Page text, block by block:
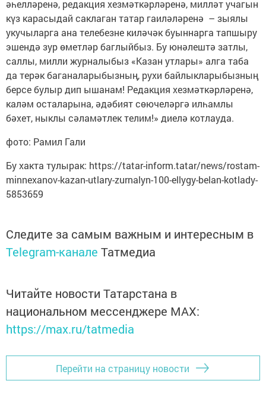
әһелләренә, редакция хезмәткәрләренә, милләт учагын
күз карасыдай саклаган татар гаиләләренә – зыялы
укучыларга ана телебезне киләчәк буыннарга тапшыру
эшендә зур өметләр баглыйбыз. Бу юнәлештә затлы,
саллы, милли журналыбыз «Казан утлары» алга таба
да терәк баганаларыбызның, рухи байлыкларыбызның
берсе булыр дип ышанам! Редакция хезмәткәрләренә,
каләм осталарына, әдәбият сөючеләргә илһамлы
бәхет, ныклы сәламәтлек телим!» диелә котлауда.
фото: Рамил Гали
Бу хакта тулырак: https://tatar-inform.tatar/news/rostam-
minnexanov-kazan-utlary-zurnalyn-100-ellygy-belan-kotlady-
5853659
Следите за самым важным и интересным в
Telegram-канале Татмедиа
Читайте новости Татарстана в
национальном мессенджере MАХ:
https://max.ru/tatmedia
Перейти на страницу новости